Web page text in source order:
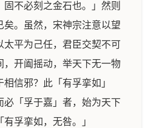
固不必刻之金石也。」然则
矣。虽然，宋神宗注意以望
太平为己任，君臣交契不可
，开阖摇动，举天下无一物
信邪？此「有孚挛如」
必「孚于嘉」者，始为天下
孚挛如，无咎。」